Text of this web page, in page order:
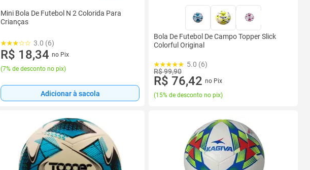
Mini Bola De Futebol N 2 Colorida Para
Crianças
3.0 (6)
R$ 18,34 no Pix
(7% de desconto no pix)
Adicionar à sacola
Bola De Futebol De Campo Topper Slick
Colorful Original
5.0 (6)
R$ 99,90
R$ 76,42 no Pix
(15% de desconto no pix)